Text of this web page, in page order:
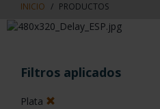
INICIO PRODUCTOS
Filtros aplicados
Plata